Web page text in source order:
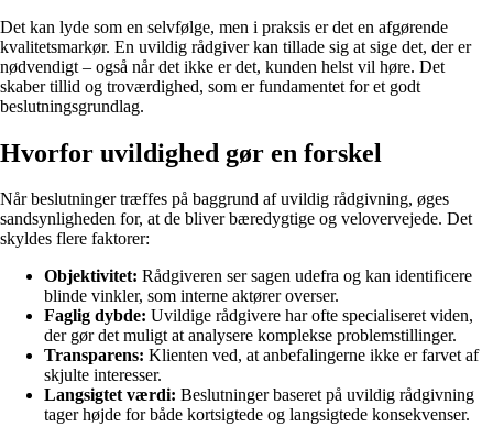
Det kan lyde som en selvfølge, men i praksis er det en afgørende
kvalitetsmarkør. En uvildig rådgiver kan tillade sig at sige det, der er
nødvendigt – også når det ikke er det, kunden helst vil høre. Det
skaber tillid og troværdighed, som er fundamentet for et godt
beslutningsgrundlag.
Hvorfor uvildighed gør en forskel
Når beslutninger træffes på baggrund af uvildig rådgivning, øges
sandsynligheden for, at de bliver bæredygtige og velovervejede. Det
skyldes flere faktorer:
Objektivitet: Rådgiveren ser sagen udefra og kan identificere
blinde vinkler, som interne aktører overser.
Faglig dybde: Uvildige rådgivere har ofte specialiseret viden,
der gør det muligt at analysere komplekse problemstillinger.
Transparens: Klienten ved, at anbefalingerne ikke er farvet af
skjulte interesser.
Langsigtet værdi: Beslutninger baseret på uvildig rådgivning
tager højde for både kortsigtede og langsigtede konsekvenser.